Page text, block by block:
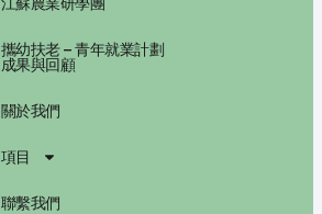
攜幼扶老 – 青年就業計劃
成果與回顧
關於我們
項目
聯繫我們